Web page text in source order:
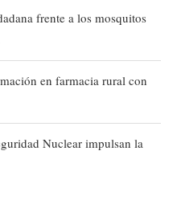
frente a los mosquitos
en farmacia rural con
Nuclear impulsan la